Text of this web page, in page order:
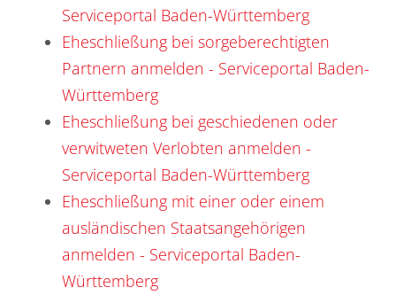
Serviceportal Baden-Württemberg
Eheschließung bei sorgeberechtigten
Partnern anmelden - Serviceportal Baden-
Württemberg
Eheschließung bei geschiedenen oder
verwitweten Verlobten anmelden -
Serviceportal Baden-Württemberg
Eheschließung mit einer oder einem
ausländischen Staatsangehörigen
anmelden - Serviceportal Baden-
Württemberg